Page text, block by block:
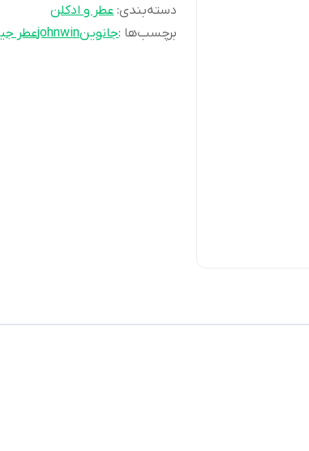
دسته‌بندی:عطر و ادکلن
برچسب‌ها :جانوینjohnwinعطر